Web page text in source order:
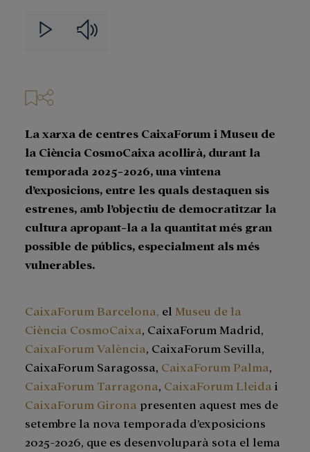
Videos Audios
La xarxa de centres CaixaForum i Museu de
la Ciència CosmoCaixa acollirà, durant la
temporada 2025-2026, una vintena
d’exposicions, entre les quals destaquen sis
estrenes, amb l’objectiu de democratitzar la
cultura apropant-la a la quantitat més gran
possible de públics, especialment als més
vulnerables.
CaixaForum Barcelona, el Museu de la
Ciència CosmoCaixa, CaixaForum Madrid,
CaixaForum València, CaixaForum Sevilla,
CaixaForum Saragossa, CaixaForum Palma,
CaixaForum Tarragona, CaixaForum Lleida i
CaixaForum Girona presenten aquest mes de
setembre la nova temporada d’exposicions
2025-2026, que es desenvoluparà sota el lema